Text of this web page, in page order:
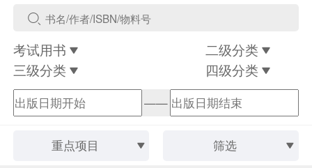
考试用书
二级分类
三级分类
四级分类
——
重点项目 筛选